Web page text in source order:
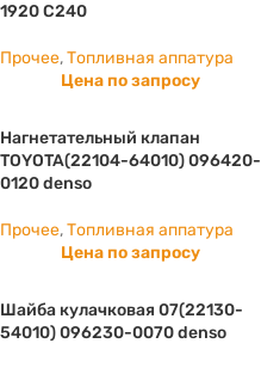
1920 С240
Прочее,Топливная аппатура
Цена по запросу
Нагнетательный клапан
TOYOTA(22104-64010) 096420-
0120 denso
Прочее,Топливная аппатура
Цена по запросу
Шайба кулачковая 07(22130-
54010) 096230-0070 denso